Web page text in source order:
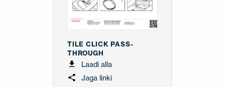
TILE CLICK PASS-
THROUGH
Laadi alla
Jaga linki